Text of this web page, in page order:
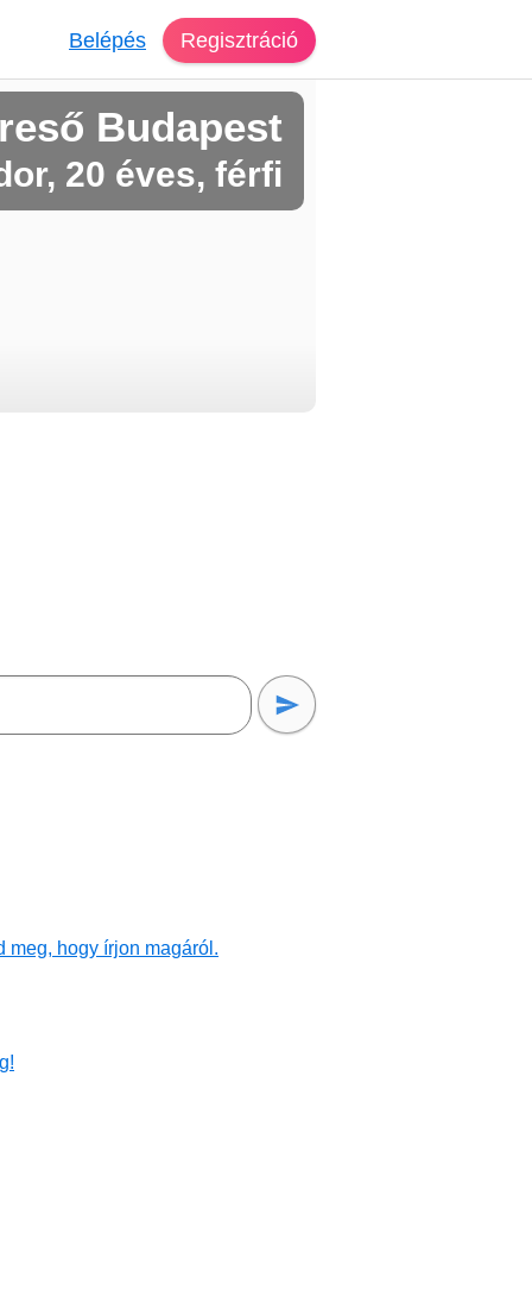
Belépés Regisztráció
Budapest
20 éves, férfi
meg, hogy írjon magáról.